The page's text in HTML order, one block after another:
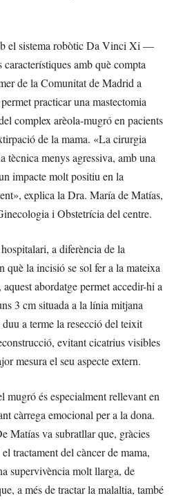
el sistema robòtic Da Vinci Xi —
característiques amb què compta
de la Comunitat de Madrid a
practicar una mastectomia
complex arèola-mugró en pacients
de la mama. «La cirurgia
tècnica menys agressiva, amb una
impacte molt positiu en la
explica la Dra. María de Matías,
i Obstetrícia del centre.
a diferència de la
què la incisió se sol fer a la mateixa
abordatge permet accedir-hi a
3 cm situada a la línia mitjana
duu a terme la resecció del teixit
evitant cicatrius visibles
mesura el seu aspecte extern.
mugró és especialment rellevant en
càrrega emocional per a la dona.
Matías va subratllar que, gràcies
tractament del càncer de mama,
supervivència molt llarga, de
a més de tractar la malaltia, també